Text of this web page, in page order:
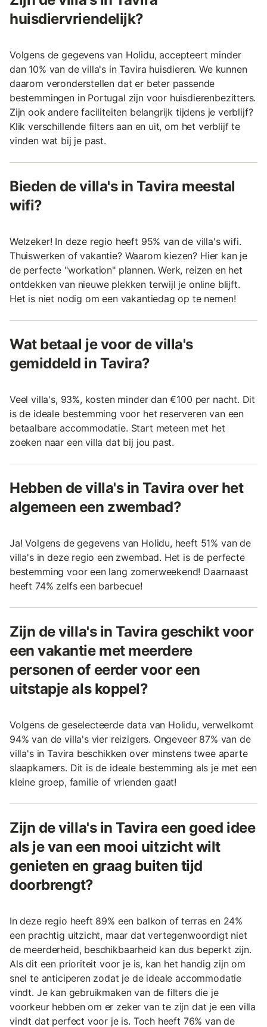
huisdiervriendelijk?
Volgens de gegevens van Holidu, accepteert minder
dan 10% van de villa's in Tavira huisdieren. We kunnen
daarom veronderstellen dat er beter passende
bestemmingen in Portugal zijn voor huisdierenbezitters.
Zijn ook andere faciliteiten belangrijk tijdens je verblijf?
Klik verschillende filters aan en uit, om het verblijf te
vinden wat bij je past.
Bieden de villa's in Tavira meestal
wifi?
Welzeker! In deze regio heeft 95% van de villa's wifi.
Thuiswerken of vakantie? Waarom kiezen? Hier kan je
de perfecte "workation" plannen. Werk, reizen en het
ontdekken van nieuwe plekken terwijl je online blijft.
Het is niet nodig om een vakantiedag op te nemen!
Wat betaal je voor de villa's
gemiddeld in Tavira?
Veel villa's, 93%, kosten minder dan €100 per nacht. Dit
is de ideale bestemming voor het reserveren van een
betaalbare accommodatie. Start meteen met het
zoeken naar een villa dat bij jou past.
Hebben de villa's in Tavira over het
algemeen een zwembad?
Ja! Volgens de gegevens van Holidu, heeft 51% van de
villa's in deze regio een zwembad. Het is de perfecte
bestemming voor een lang zomerweekend! Daarnaast
heeft 74% zelfs een barbecue!
Zijn de villa's in Tavira geschikt voor
een vakantie met meerdere
personen of eerder voor een
uitstapje als koppel?
Volgens de geselecteerde data van Holidu, verwelkomt
94% van de villa's vier reizigers. Ongeveer 87% van de
villa's in Tavira beschikken over minstens twee aparte
slaapkamers. Dit is de ideale bestemming als je met een
kleine groep, familie of vrienden gaat!
Zijn de villa's in Tavira een goed idee
als je van een mooi uitzicht wilt
genieten en graag buiten tijd
doorbrengt?
In deze regio heeft 89% een balkon of terras en 24%
een prachtig uitzicht, maar dat vertegenwoordigt niet
de meerderheid, beschikbaarheid kan dus beperkt zijn.
Als dit een prioriteit voor je is, kan het handig zijn om
snel te anticiperen zodat je de ideale accommodatie
vindt. Je kan gebruikmaken van de filters die je
voorkeur hebben om er zeker van te zijn dat je een villa
vindt dat perfect voor je is. Toch heeft 76% van de